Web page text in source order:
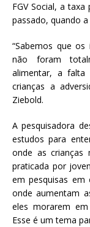
FGV Social, a
passado, quando
“Sabemos que
não foram
alimentar, a falta
crianças a
Ziebold.
A pesquisadora
estudos para
onde as crianças
praticada por
em pesquisas em
onde aumentam
eles morarem
Esse é um tema